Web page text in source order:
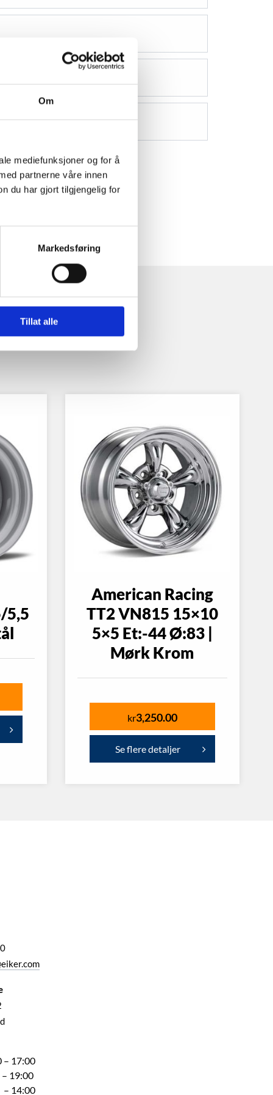
Om
mediefunksjoner og for å
partnerne våre innen
du har gjort tilgjengelig for
Markedsføring
Tillat alle
5,5
American Racing
TT2 VN815 15×10
5×5 Et:-44 Ø:83 |
Mørk Krom
kr3,250.00
Se flere detaljer
– 17:00
– 19:00
14:00